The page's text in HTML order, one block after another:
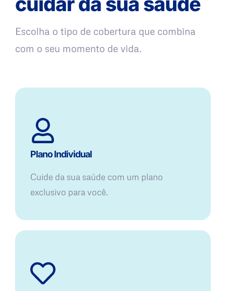
Escolha o tipo de cobertura que combina
com o seu momento de vida.
Plano Individual
Cuide da sua saúde com um plano
exclusivo para você.